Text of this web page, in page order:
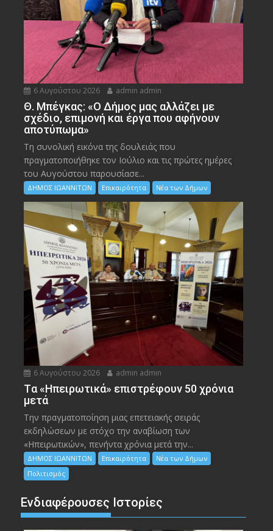
6 Αυγούστου 2026 admin admin
Θ. Μπέγκας: «Ο Δήμος μας αλλάζει με
σχέδιο, επιμονή και έργα που αφήνουν
αποτύπωμα»
Τη συνολική εικόνα της δουλειάς που
πραγματοποιήθηκε τον Ιούλιο και τις πρώτες ημέρες
του Αυγούστου παρουσίασε...
ΔΗΜΟΣ ΙΩΑΝΝΙΤΩΝ Επικαιρότητα Νέα των Δήμων
6 Αυγούστου 2026 admin admin
Tα «Ηπειρωτικά» επιστρέφουν 50 χρόνια
μετά
Την πραγματοποίηση μιας επετειακής σειράς
εκδηλώσεων με στόχο την αναβίωση των
«Ηπειρωτικών», πενήντα χρόνια μετά την...
ΔΗΜΟΣ ΙΩΑΝΝΙΤΩΝ Επικαιρότητα
Νέα των Δήμων
Πολιτισμός
Ενδιαφέρουσες Ιστορίες